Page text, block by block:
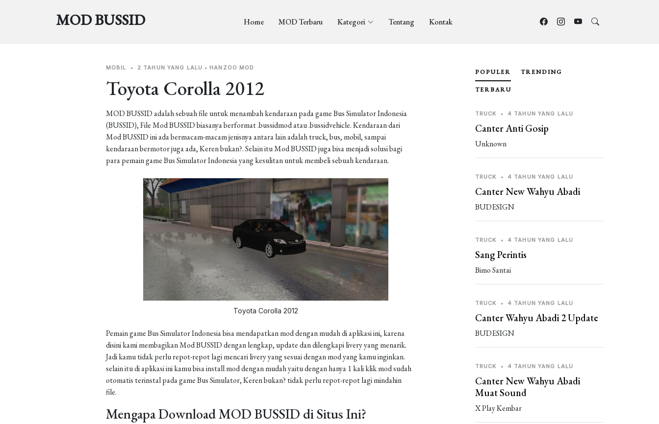
MOD BUSSID Home MOD Terbaru Kategori Tentang Kontak
MOBIL • 2 TAHUN YANG LALU • HANZOO MOD
Toyota Corolla 2012
MOD BUSSID adalah sebuah file untuk menambah kendaraan pada game Bus Simulator Indonesia
(BUSSID), File Mod BUSSID biasanya berformat .bussidmod atau .bussidvehicle. Kendaraan dari
Mod BUSSID ini ada bermacam-macam jenisnya antara lain adalah truck, bus, mobil, sampai
kendaraan bermotor juga ada, Keren bukan?. Selain itu Mod BUSSID juga bisa menjadi solusi bagi
para pemain game Bus Simulator Indonesia yang kesulitan untuk membeli sebuah kendaraan.
Toyota Corolla 2012
Pemain game Bus Simulator Indonesia bisa mendapatkan mod dengan mudah di aplikasi ini, karena
disini kami membagikan Mod BUSSID dengan lengkap, update dan dilengkapi livery yang menarik.
Jadi kamu tidak perlu repot-repot lagi mencari livery yang sesuai dengan mod yang kamu inginkan.
selain itu di aplikasi ini kamu bisa install mod dengan mudah yaitu dengan hanya 1 kali klik mod sudah
otomatis terinstal pada game Bus Simulator, Keren bukan? tidak perlu repot-repot lagi mindahin
file.
Mengapa Download MOD BUSSID di Situs Ini?
POPULER TRENDING
TERBARU
TRUCK • 4 TAHUN YANG LALU
Canter Anti Gosip
Unknown
TRUCK • 4 TAHUN YANG LALU
Canter New Wahyu Abadi
BUDESIGN
TRUCK • 4 TAHUN YANG LALU
Sang Perintis
Bimo Santai
TRUCK • 4 TAHUN YANG LALU
Canter Wahyu Abadi 2 Update
BUDESIGN
TRUCK • 4 TAHUN YANG LALU
Canter New Wahyu Abadi
Muat Sound
X Play Kembar